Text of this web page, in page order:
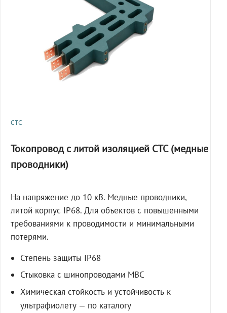
СТС
Токопровод с литой изоляцией СТС (медные
проводники)
На напряжение до 10 кВ. Медные проводники,
литой корпус IP68. Для объектов с повышенными
требованиями к проводимости и минимальными
потерями.
Степень защиты IP68
Стыковка с шинопроводами МВС
Химическая стойкость и устойчивость к
ультрафиолету — по каталогу